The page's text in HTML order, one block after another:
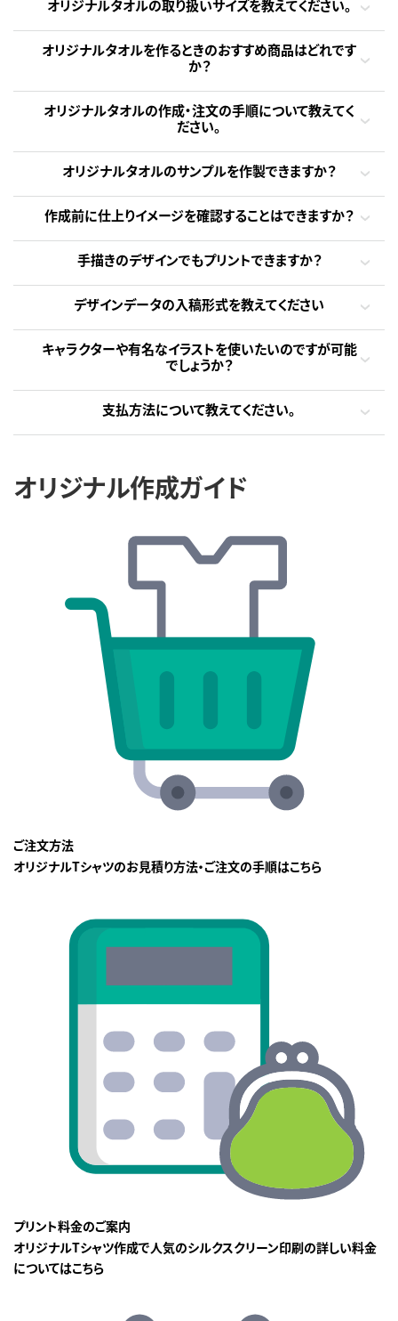
オリジナルタオルの取り扱いサイズを教えてください。
オリジナルタオルを作るときのおすすめ商品はどれです
か？
オリジナルタオルの作成・注文の手順について教えてく
ださい。
オリジナルタオルのサンプルを作製できますか？
作成前に仕上りイメージを確認することはできますか？
手描きのデザインでもプリントできますか？
デザインデータの入稿形式を教えてください
キャラクターや有名なイラストを使いたいのですが可能
でしょうか？
支払方法について教えてください。
オリジナル作成ガイド
ご注文方法
オリジナルTシャツのお見積り方法・ご注文の手順はこちら
プリント料金のご案内
オリジナルTシャツ作成で人気のシルクスクリーン印刷の詳しい料金
についてはこちら